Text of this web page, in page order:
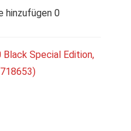
hinzufügen 0